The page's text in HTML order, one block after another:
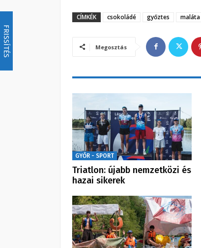
FRISSÍTÉS
CÍMKÉK csokoládé győztes maláta
Megosztás
GYŐR - SPORT
Triatlon: újabb nemzetközi és
hazai sikerek